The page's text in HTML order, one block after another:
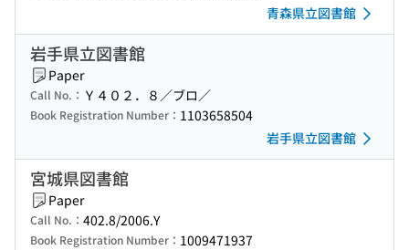
青森県立図書館
岩手県立図書館
Paper
Call No.： Ｙ４０２．８／ブロ／
Book Registration Number： 1103658504
岩手県立図書館
宮城県図書館
Paper
Call No.： 402.8/2006.Y
Book Registration Number： 1009471937